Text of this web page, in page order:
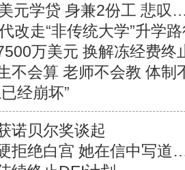
元学贷 身兼2份工 悲叹
改走“非传统大学”升学
万美元 换解冻经费终
不会算 老师不会教 体制
经崩坏”
诺贝尔奖谈起
拒绝白宫 她在信中写道